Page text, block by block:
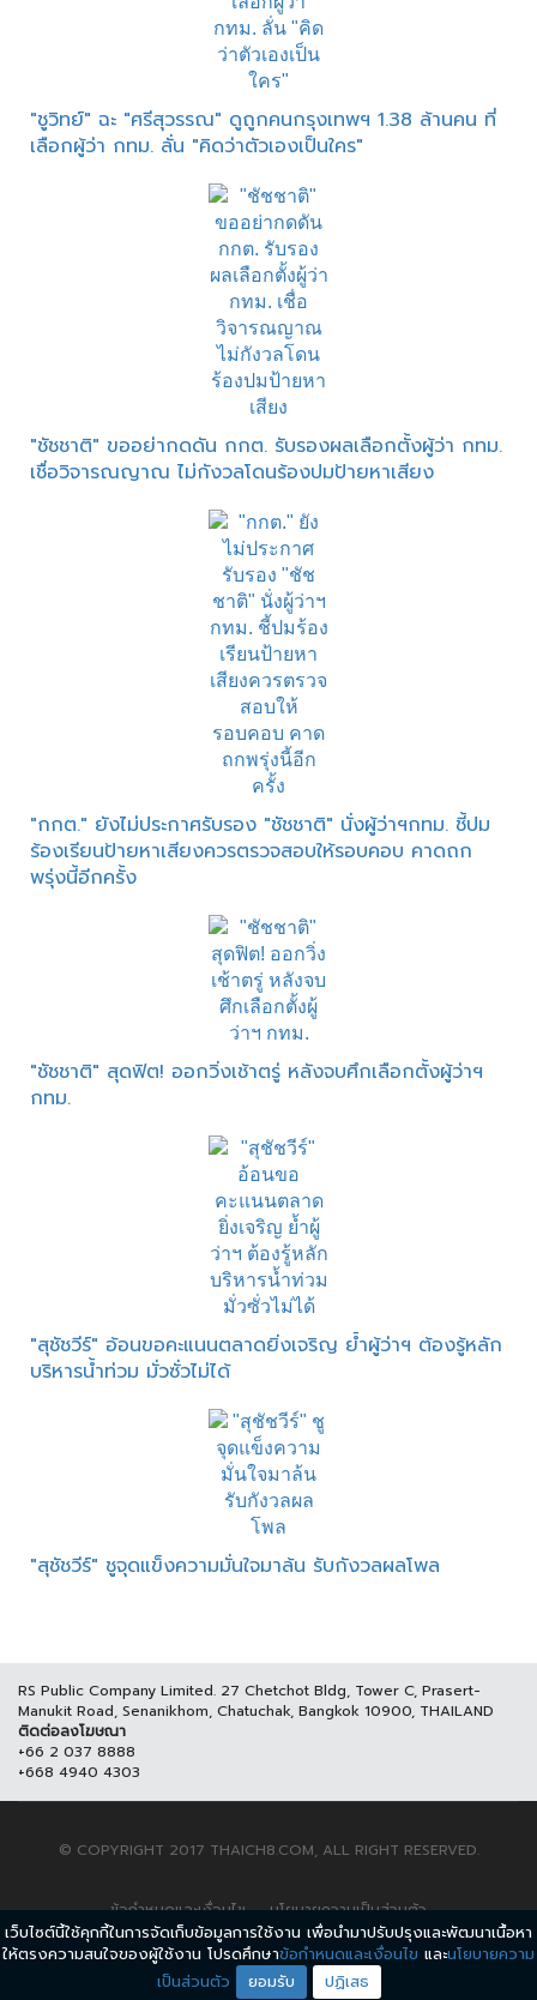
"ชูวิทย์" ฉะ "ศรีสุวรรณ" ดูถูกคนกรุงเทพฯ 1.38 ล้านคน ที่
เลือกผู้ว่า กทม. ลั่น "คิดว่าตัวเองเป็นใคร"
"ชัชชาติ" ขออย่ากดดัน กกต. รับรองผลเลือกตั้งผู้ว่า กทม.
เชื่อวิจารณญาณ ไม่กังวลโดนร้องปมป้ายหาเสียง
"กกต." ยังไม่ประกาศรับรอง "ชัชชาติ" นั่งผู้ว่าฯกทม. ชี้ปม
ร้องเรียนป้ายหาเสียงควรตรวจสอบให้รอบคอบ คาดถก
พรุ่งนี้อีกครั้ง
"ชัชชาติ" สุดฟิต! ออกวิ่งเช้าตรู่ หลังจบศึกเลือกตั้งผู้ว่าฯ
กทม.
"สุชัชวีร์" อ้อนขอคะแนนตลาดยิ่งเจริญ ย้ำผู้ว่าฯ ต้องรู้หลัก
บริหารน้ำท่วม มั่วซั่วไม่ได้
"สุชัชวีร์" ชูจุดแข็งความมั่นใจมาล้น รับกังวลผลโพล
RS Public Company Limited. 27 Chetchot Bldg, Tower C, Prasert-
Manukit Road, Senanikhom, Chatuchak, Bangkok 10900, THAILAND
ติดต่อลงโฆษณา
+66 2 037 8888
+668 4940 4303
© COPYRIGHT 2017 THAICH8.COM, ALL RIGHT RESERVED.
ข้อกำหนดและเงื่อนไข นโยบายความเป็นส่วนตัว
เว็บไซต์นี้ใช้คุกกี้ในการจัดเก็บข้อมูลการใช้งาน เพื่อนำมาปรับปรุงและพัฒนาเนื้อหา
ให้ตรงความสนใจของผู้ใช้งาน โปรดศึกษาข้อกำหนดและเงื่อนไข และนโยบายความ
เป็นส่วนตัว
ยอมรับ ปฏิเสธ